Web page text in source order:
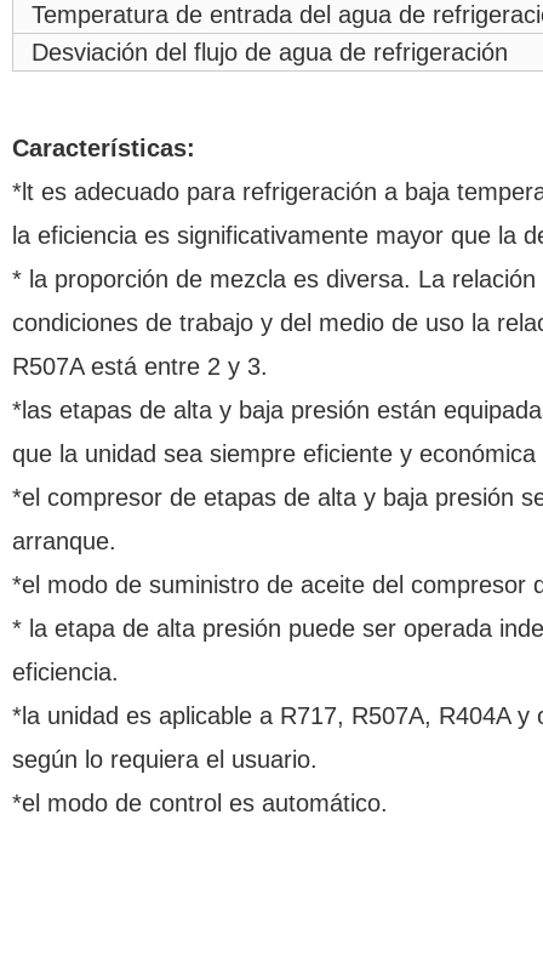
Temperatura de entrada del agua de
Desviación del flujo de agua de refrigeración
Características:
*lt es adecuado para refrigeración a baja
la eficiencia es significativamente mayor que la
* la proporción de mezcla es diversa. La
condiciones de trabajo y del medio de uso la
R507A está entre 2 y 3.
*las etapas de alta y baja presión están
que la unidad sea siempre eficiente y
*el compresor de etapas de alta y baja presión
arranque.
*el modo de suministro de aceite del compresor
* la etapa de alta presión puede ser operada
eficiencia.
*la unidad es aplicable a R717, R507A, R404A
según lo requiera el usuario.
*el modo de control es automático.